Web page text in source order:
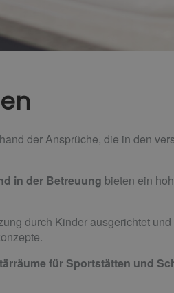
der Ansprüche, die in den
in der Betreuung bieten ein
durch Kinder ausgerichtet
für Sportstätten und